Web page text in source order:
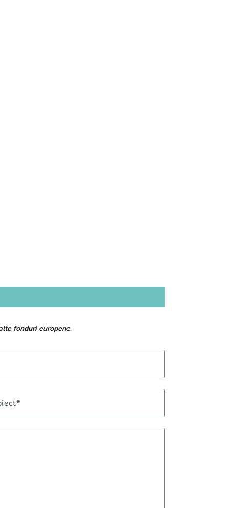
fonduri europene.